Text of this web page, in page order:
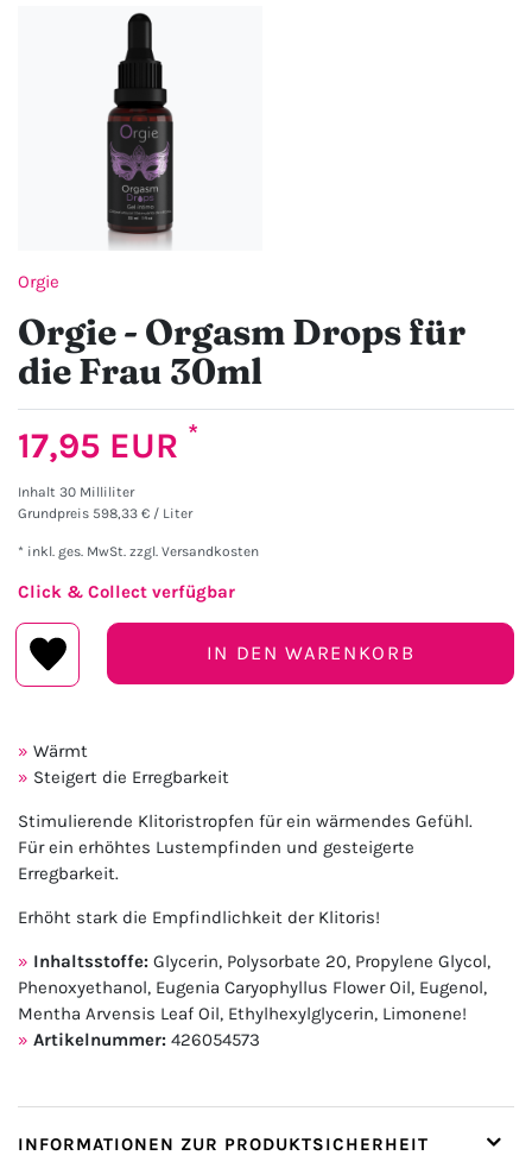
Orgie
Orgie - Orgasm Drops für
die Frau 30ml
17,95 EUR *
Inhalt 30 Milliliter
Grundpreis 598,33 € / Liter
* inkl. ges. MwSt. zzgl. Versandkosten
Click & Collect verfügbar
IN DEN WARENKORB
Wärmt
Steigert die Erregbarkeit
Stimulierende Klitoristropfen für ein wärmendes Gefühl.
Für ein erhöhtes Lustempfinden und gesteigerte
Erregbarkeit.
Erhöht stark die Empfindlichkeit der Klitoris!
Inhaltsstoffe: Glycerin, Polysorbate 20, Propylene Glycol,
Phenoxyethanol, Eugenia Caryophyllus Flower Oil, Eugenol,
Mentha Arvensis Leaf Oil, Ethylhexylglycerin, Limonene!
Artikelnummer: 426054573
INFORMATIONEN ZUR PRODUKTSICHERHEIT